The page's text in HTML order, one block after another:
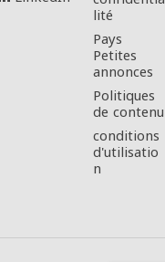
lité
Pays
Petites
annonces
Politiques
de contenu
conditions
d'utilisatio
n